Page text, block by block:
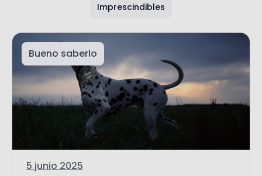
Imprescindibles
Bueno saberlo
5 junio 2025